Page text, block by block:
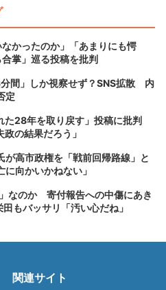
かったのか」「あまりにも愕
掌」巡る投稿を批判
間」しか視察せず？SNS拡散 内
定
た28年を取り戻す」投稿に批判
の結果だろう」
が高市政権を「戦前回帰路線」と
向かいかねない」
なのか 寄付報告への中傷にあき
もバッサリ「汚い心だね」
関連サイト